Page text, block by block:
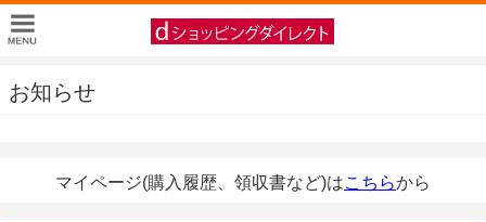
お知らせ
マイページ(購入履歴、領収書など)はこちらから